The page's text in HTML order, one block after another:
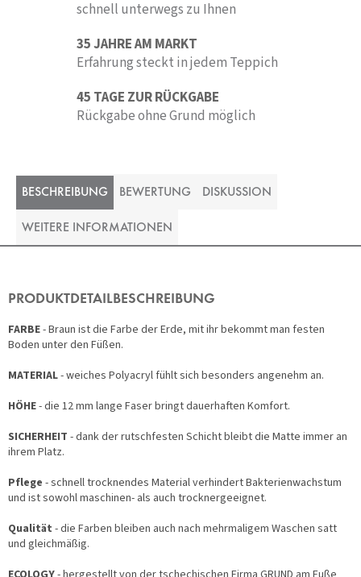
schnell unterwegs zu Ihnen
35 JAHRE AM MARKT
Erfahrung steckt in jedem Teppich
45 TAGE ZUR RÜCKGABE
Rückgabe ohne Grund möglich
BESCHREIBUNG BEWERTUNG DISKUSSION
WEITERE INFORMATIONEN
PRODUKTDETAILBESCHREIBUNG
FARBE- Braun ist die Farbe der Erde, mit ihr bekommt man festen
Boden unter den Füßen.
MATERIAL- weiches Polyacryl fühlt sich besonders angenehm an.
HÖHE- die 12 mm lange Faser bringt dauerhaften Komfort.
SICHERHEIT - dank der rutschfesten Schicht bleibt die Matte immer an
ihrem Platz.
Pflege - schnell trocknendes Material verhindert Bakterienwachstum
und ist sowohl maschinen- als auch trocknergeeignet.
Qualität - die Farben bleiben auch nach mehrmaligem Waschen satt
und gleichmäßig.